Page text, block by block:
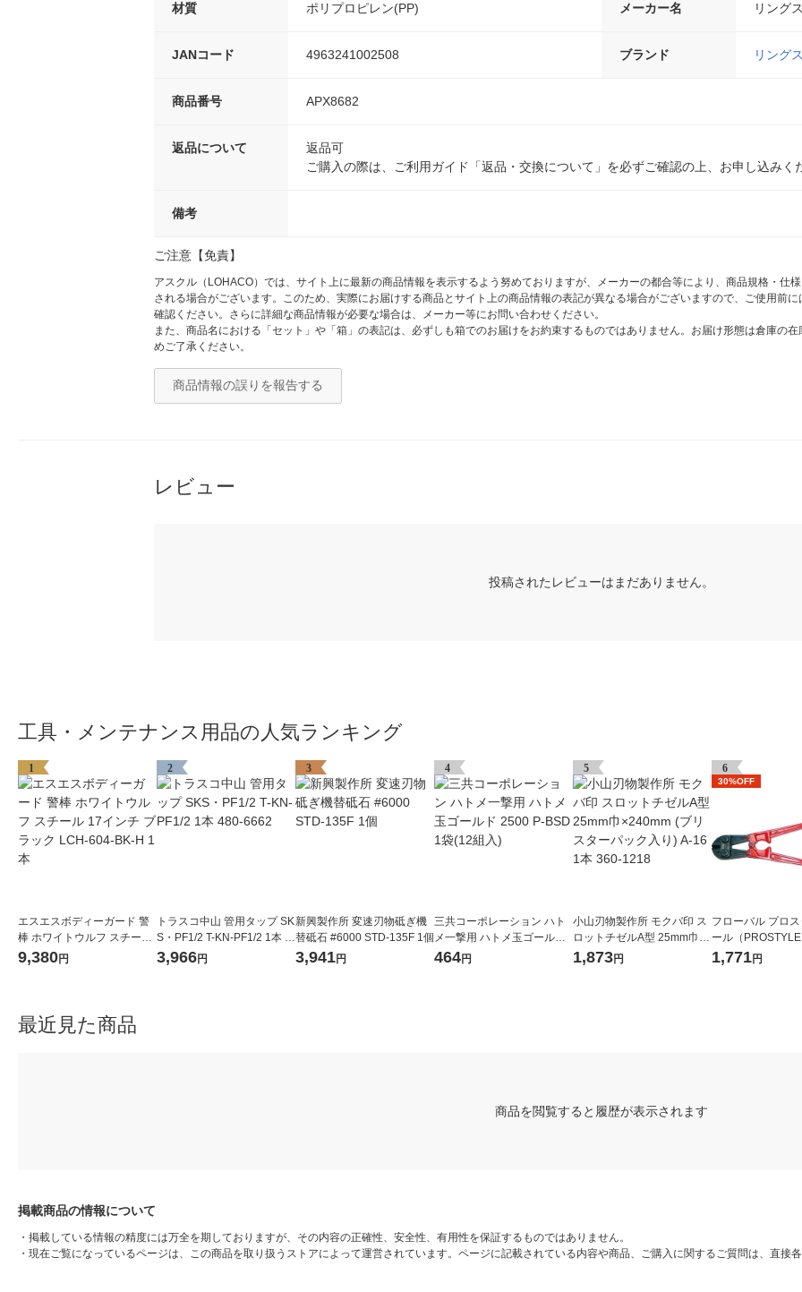
材質 ポリプロピレン(PP) メーカー名 リング
JANコード 4963241002508 ブランド リング
商品番号 APX8682
返品について
返品可
ご購入の際は、ご利用ガイド「返品・交換について」を必ずご確認の上、お申し込みく
備考
ご注意【免責】
アスクル（LOHACO）では、サイト上に最新の商品情報を表示するよう努めておりますが、メーカーの都合等により、商品規格・仕
される場合がございます。このため、実際にお届けする商品とサイト上の商品情報の表記が異なる場合がございますので、ご使用前
確認ください。さらに詳細な商品情報が必要な場合は、メーカー等にお問い合わせください。
また、商品名における「セット」や「箱」の表記は、必ずしも箱でのお届けをお約束するものではありません。お届け形態は倉庫の
めご了承ください。
商品情報の誤りを報告する
レビュー
投稿されたレビューはまだありません。
工具・メンテナンス用品の人気ランキング
1
エスエスボディーガード 警
棒 ホワイトウルフ スチール
17インチ ブラック LCH-604
9,380円
2
トラスコ中山 管用タップ SK
S・PF1/2 T-KN-PF1/2 1本 4
80-6662
3,966円
3
新興製作所 変速刃物砥ぎ機
替砥石 #6000 STD-135F 1個
3,941円
4
三共コーポレーション ハト
メ一撃用 ハトメ玉ゴールド
2500 P-BSD 1袋(12組入)
464円
5
小山刃物製作所 モクバ印 ス
ロットチゼルA型 25mm巾×2
40mm (ブリスターパック入
1,873円
6
30%OFF
フローバル プロ
ール（
ボルトクリッパー
1,771円
最近見た商品
商品を閲覧すると履歴が表示されます
掲載商品の情報について
・ 掲載している情報の精度には万全を期しておりますが、その内容の正確性、安全性、有用性を保証するものではありません。
・ 現在ご覧になっているページは、この商品を取り扱うストアによって運営されています。ページに記載されている内容や商品、ご購入に関するご質問は、直接